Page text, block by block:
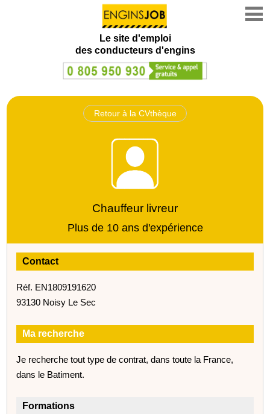
Le site d'emploi
des conducteurs d'engins
Retour à la CVthèque
Chauffeur livreur
Plus de 10 ans d'expérience
Contact
Réf. EN1809191620
93130 Noisy Le Sec
Ma recherche
Je recherche tout type de contrat, dans toute la France,
dans le Batiment.
Formations